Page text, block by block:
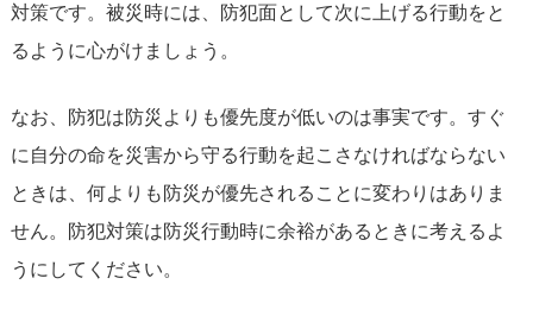
対策です。被災時には、防犯面として次に上げる行動をと
るように心がけましょう。
なお、防犯は防災よりも優先度が低いのは事実です。すぐ
に自分の命を災害から守る行動を起こさなければならない
ときは、何よりも防災が優先されることに変わりはありま
せん。防犯対策は防災行動時に余裕があるときに考えるよ
うにしてください。